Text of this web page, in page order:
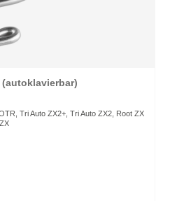
Tri Auto ZX2+, Tri Auto ZX2, Root ZX